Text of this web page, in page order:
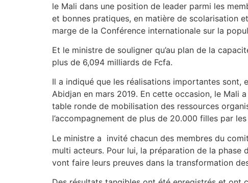
le Mali dans une position de leader parmi les
et bonnes pratiques, en matière de scolarisation
marge de la Conférence internationale sur la
Et le ministre de souligner qu’au plan de la
plus de 6,094 milliards de Fcfa.
Il a indiqué que les réalisations importantes sont,
Abidjan en mars 2019. En cette occasion, le Mali
table ronde de mobilisation des ressources
l’accompagnement de plus de 20.000 filles par
Le ministre a invité chacun des membres du
multi acteurs. Pour lui, la préparation de la phase
vont faire leurs preuves dans la transformation